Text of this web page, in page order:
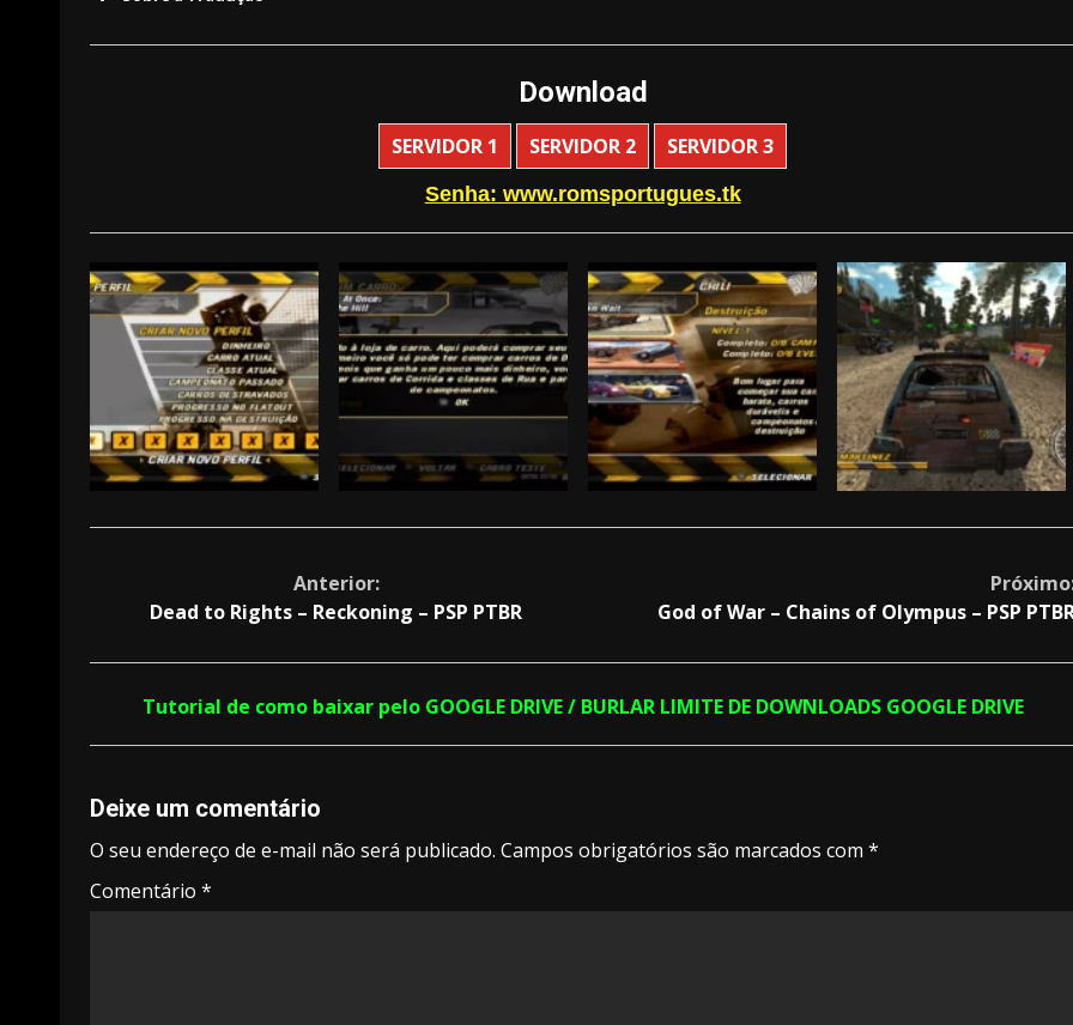
Download
SERVIDOR 1 SERVIDOR 2 SERVIDOR 3
Senha: www.romsportugues.tk
Anterior:
Dead to Rights – Reckoning – PSP PTBR
God of War – Chains of Olympus – PSP
Tutorial de como baixar pelo GOOGLE DRIVE / BURLAR LIMITE DE DOWNLOADS GOOGLE DRIVE
Deixe um comentário
O seu endereço de e-mail não será publicado. Campos obrigatórios são marcados com *
Comentário *